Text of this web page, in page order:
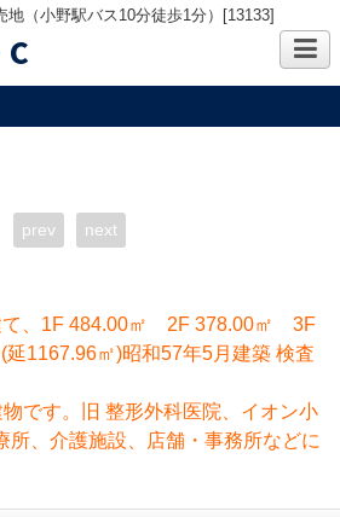
（小野駅バス10分徒歩1分）[13133]
prev next
て、1F 484.00㎡ 2F 378.00㎡ 3F
1167.96㎡)昭和57年5月建築 検査
です。旧 整形外科医院、イオン小
、介護施設、店舗・事務所などに